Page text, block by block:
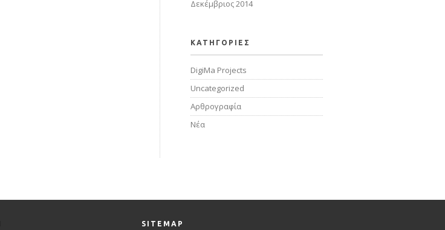
Δεκέμβριος 2014
KΑΤΗΓΟΡΙΕΣ
DigiMa Projects
Uncategorized
Αρθρογραφία
Νέα
SITEMAP